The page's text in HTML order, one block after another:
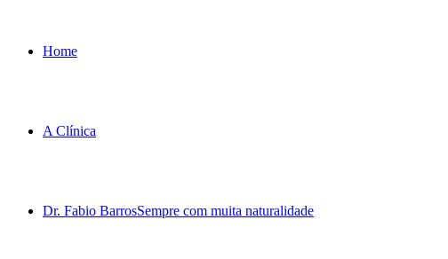
Home
A Clínica
Dr. Fabio BarrosSempre com muita naturalidade